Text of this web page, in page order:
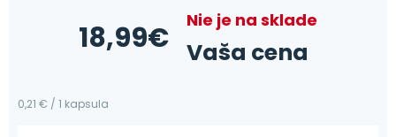
18,99€ Nie je na sklade
Vaša cena
0,21 € / 1 kapsula